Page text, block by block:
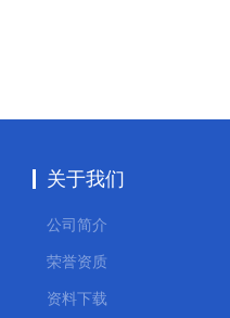
关于我们
公司简介
荣誉资质
资料下载